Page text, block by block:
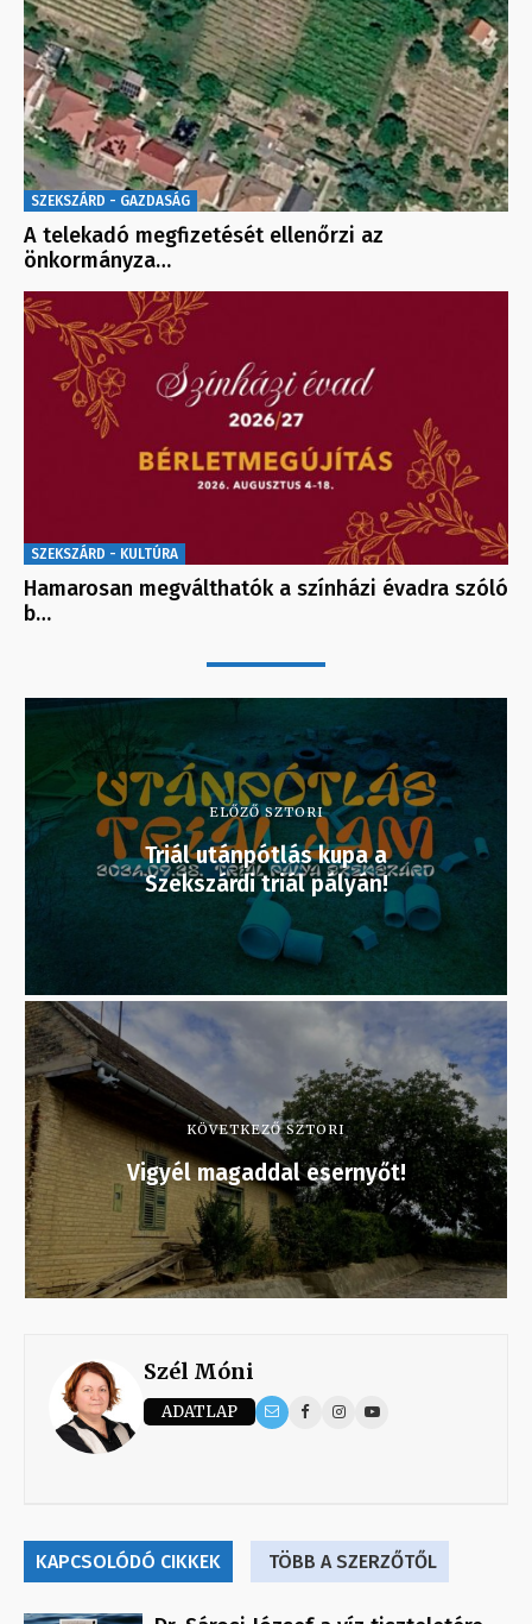
SZEKSZÁRD - GAZDASÁG
A telekadó megfizetését ellenőrzi az
önkormányza…
SZEKSZÁRD - KULTÚRA
Hamarosan megválthatók a színházi évadra szóló
b…
ELŐZŐ SZTORI
Triál utánpótlás kupa a
Szekszárdi triál pályán!
KÖVETKEZŐ SZTORI
Vigyél magaddal esernyőt!
Szél Móni
ADATLAP
KAPCSOLÓDÓ CIKKEK TÖBB A SZERZŐTŐL